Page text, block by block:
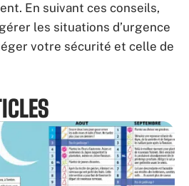
En suivant ces conseils,
les situations d’urgence
votre sécurité et celle de